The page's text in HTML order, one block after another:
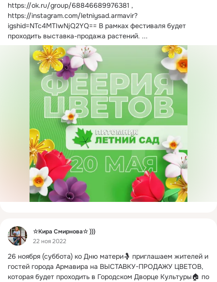
https://ok.ru/group/68846689976381 ,
https://instagram.com/letniysad.armavir?
igshid=NTc4MTIwNjQ2YQ== В рамках фестиваля будет
проходить выставка-продажа растений. ...
Фид
☆Кира Смирнова☆ )))
22 ноя 2022
26 ноября (суббота) ко Дню матери🤱 приглашаем жителей и
гостей города Армавира на ВЫСТАВКУ-ПРОДАЖУ ЦВЕТОВ,
которая будет проходить в Городском Дворце Культуры🏠 по